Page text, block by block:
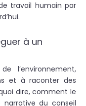
travail humain par
à un
l’environnement,
et à raconter des
dire, comment le
du conseil